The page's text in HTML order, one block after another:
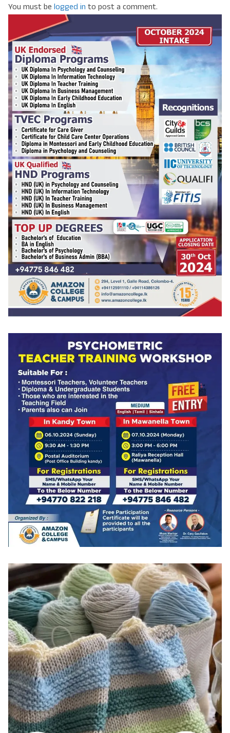
You must be logged in to post a comment.